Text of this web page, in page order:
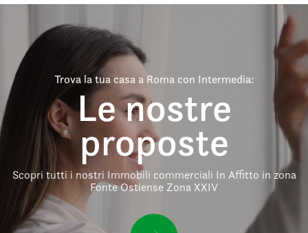
Trova la tua casa a Roma con Intermedia:
Le nostre
proposte
Scopri tutti i nostri Immobili commerciali In Affitto in zona
Fonte Ostiense Zona XXIV